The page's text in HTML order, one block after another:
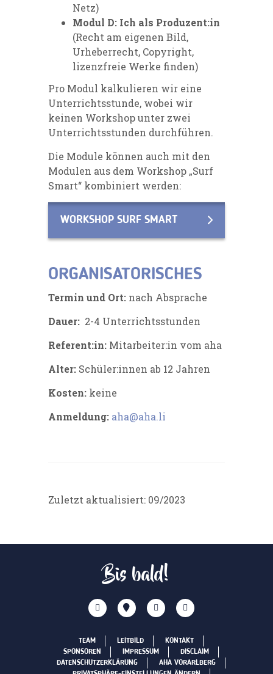
Netz)
Modul D: Ich als Produzent:in
(Recht am eigenen Bild,
Urheberrecht, Copyright,
lizenzfreie Werke finden)
Pro Modul kalkulieren wir eine
Unterrichtsstunde, wobei wir
keinen Workshop unter zwei
Unterrichtsstunden durchführen.
Die Module können auch mit den
Modulen aus dem Workshop „Surf
Smart“ kombiniert werden:
WORKSHOP SURF SMART
ORGANISATORISCHES
Termin und Ort: nach Absprache
Dauer: 2-4 Unterrichtsstunden
Referent:in: Mitarbeiter:in vom aha
Alter: Schüler:innen ab 12 Jahren
Kosten: keine
Anmeldung: aha@aha.li
Zuletzt aktualisiert: 09/2023
Bis bald!
TEAM LEITBILD
KONTAKT
SPONSOREN
IMPRESSUM
DISCLAIM
DATENSCHUTZERKLÄRUNG
AHA VORARLBERG